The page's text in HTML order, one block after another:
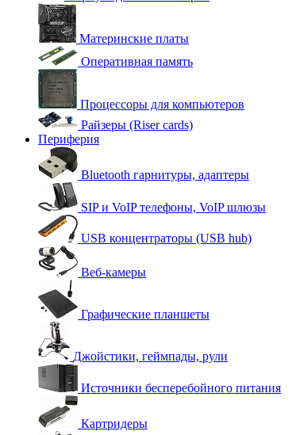
Материнские платы
Оперативная память
Процессоры для компьютеров
Райзеры (Riser cards)
Периферия
Bluetooth гарнитуры, адаптеры
SIP и VoIP телефоны, VoIP шлюзы
USB концентраторы (USB hub)
Веб-камеры
Графические планшеты
Джойстики, геймпады, рули
Источники бесперебойного питания
Картридеры